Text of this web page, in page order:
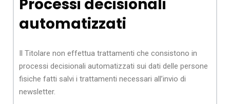
Processi decisionali
automatizzati
Il Titolare non effettua trattamenti che consistono in
processi decisionali automatizzati sui dati delle persone
fisiche fatti salvi i trattamenti necessari all’invio di
newsletter.